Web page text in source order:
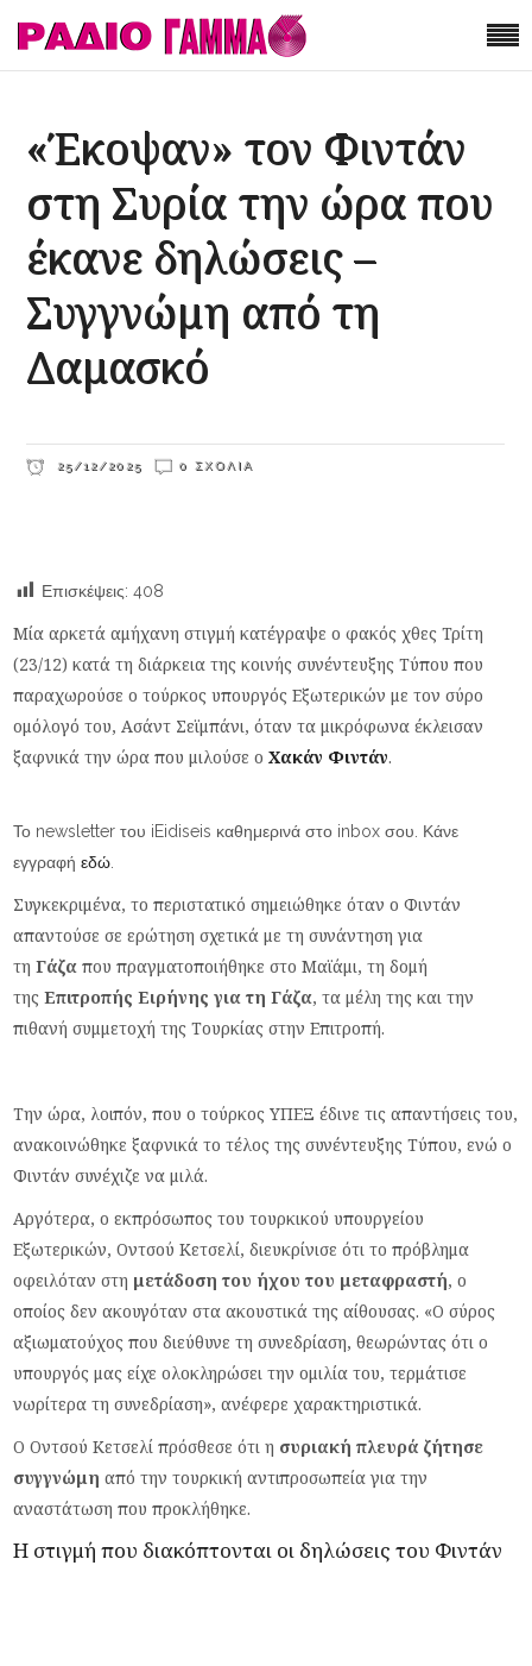
«Έκοψαν» τον Φιντάν
στη Συρία την ώρα που
έκανε δηλώσεις –
Συγγνώμη από τη
Δαμασκό
25/12/2025 0 ΣΧΌΛΙΑ
Επισκέψεις: 408
Μία αρκετά αμήχανη στιγμή κατέγραψε ο φακός χθες Τρίτη
(23/12) κατά τη διάρκεια της κοινής συνέντευξης Τύπου που
παραχωρούσε ο τούρκος υπουργός Εξωτερικών με τον σύρο
ομόλογό του, Ασάντ Σεϊμπάνι, όταν τα μικρόφωνα έκλεισαν
ξαφνικά την ώρα που μιλούσε οΧακάν Φιντάν.
Το newsletter του iEidiseis καθημερινά στο inbox σου. Κάνε
εγγραφήεδώ
Συγκεκριμένα, το περιστατικό σημειώθηκε όταν ο Φιντάν
απαντούσε σε ερώτηση σχετικά με τη συνάντηση για
τηΓάζα που πραγματοποιήθηκε στο Μαϊάμι, τη δομή
τηςΕπιτροπής Ειρήνης για τη Γάζα, τα μέλη της και την
πιθανή συμμετοχή της Τουρκίας στην Επιτροπή.
Την ώρα, λοιπόν, που ο τούρκος ΥΠΕΞ έδινε τις απαντήσεις του,
ανακοινώθηκε ξαφνικά το τέλος της συνέντευξης Τύπου, ενώ ο
Φιντάν συνέχιζε να μιλά.
Αργότερα, ο εκπρόσωπος του τουρκικού υπουργείου
Εξωτερικών, Οντσού Κετσελί, διευκρίνισε ότι το πρόβλημα
οφειλόταν στη μετάδοση του ήχου του μεταφραστή, ο
οποίος δεν ακουγόταν στα ακουστικά της αίθουσας. «Ο σύρος
αξιωματούχος που διεύθυνε τη συνεδρίαση, θεωρώντας ότι ο
υπουργός μας είχε ολοκληρώσει την ομιλία του, τερμάτισε
νωρίτερα τη συνεδρίαση», ανέφερε χαρακτηριστικά.
Ο Οντσού Κετσελί πρόσθεσε ότι η συριακή πλευρά ζήτησε
συγγνώμη από την τουρκική αντιπροσωπεία για την
αναστάτωση που προκλήθηκε.
Η στιγμή που διακόπτονται οι δηλώσεις του Φιντάν